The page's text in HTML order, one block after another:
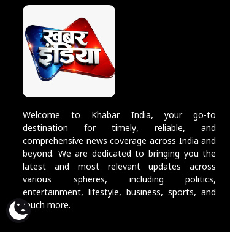
Welcome to Khabar India, your go-to
destination for timely, reliable, and
comprehensive news coverage across India and
beyond. We are dedicated to bringing you the
latest and most relevant updates across
various spheres, including politics,
entertainment, lifestyle, business, sports, and
much more.